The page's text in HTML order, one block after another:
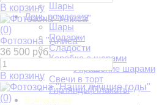
Шары
День рождения
Шары
Подарки
Сладости
Коробка с шарами
Украшение шарами
Свечи в торт
Гирлянды|Плакаты
Выпускной
В корзину
(0)
Фотозона "Алиса"
36 500 руб.
В корзину
(0)